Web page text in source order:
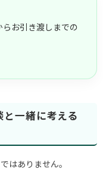
お引き渡しまでの
一緒に考える
はありません。